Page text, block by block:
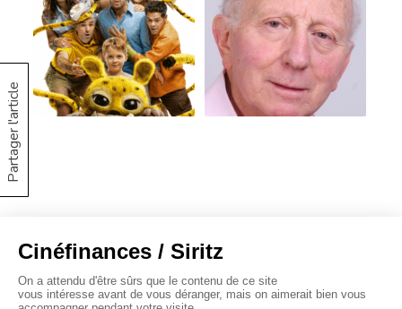
Partager l'article
À propos
Baromètres